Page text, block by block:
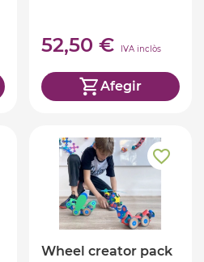
52,50 € IVA inclòs
Afegir
Wheel creator pack